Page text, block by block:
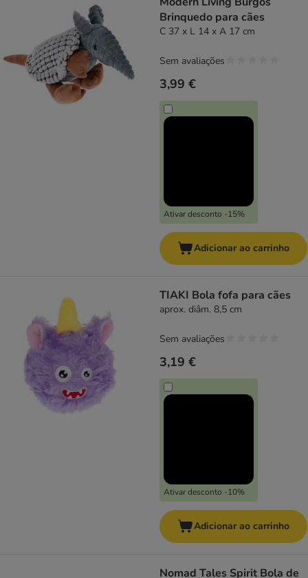
Brinquedo para cães
C 37 x L 14 x A 17 cm
3,99 €
Ativar desconto -15%
Sem avaliações
Adicionar ao carrinho
TIAKI Bola fofa para cães
aprox. diâm. 8,5 cm
3,19 €
Ativar desconto -10%
Sem avaliações
Adicionar ao carrinho
Nomad Tales Spirit Bola de